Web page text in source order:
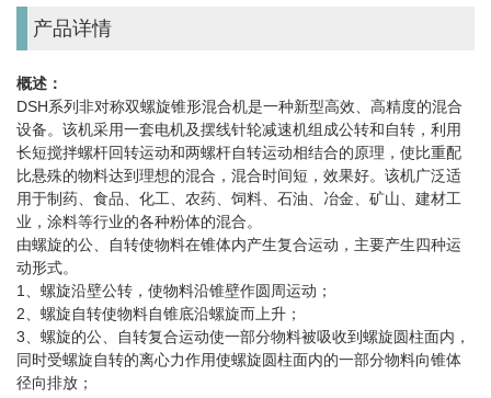
产品详情
概述：
DSH系列非对称双螺旋锥形混合机是一种新型高效、高精度的混合
设备。该机采用一套电机及摆线针轮减速机组成公转和自转，利用
长短搅拌螺杆回转运动和两螺杆自转运动相结合的原理，使比重配
比悬殊的物料达到理想的混合，混合时间短，效果好。该机广泛适
用于制药、食品、化工、农药、饲料、石油、冶金、矿山、建材工
业，涂料等行业的各种粉体的混合。
由螺旋的公、自转使物料在锥体内产生复合运动，主要产生四种运
动形式。
1、螺旋沿壁公转，使物料沿锥壁作圆周运动；
2、螺旋自转使物料自锥底沿螺旋而上升；
3、螺旋的公、自转复合运动使一部分物料被吸收到螺旋圆柱面内，
同时受螺旋自转的离心力作用使螺旋圆柱面内的一部分物料向锥体
径向排放；